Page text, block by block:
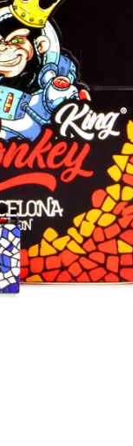
Aceptamos